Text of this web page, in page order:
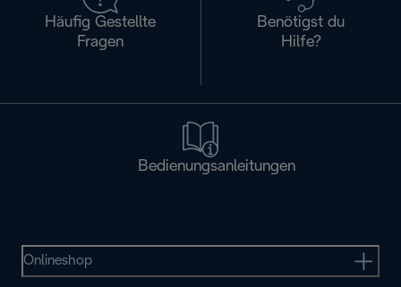
Häufig Gestellte
Fragen
Benötigst du
Hilfe?
Bedienungsanleitungen
Onlineshop